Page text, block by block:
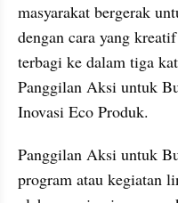
masyarakat bergerak
dengan cara yang
terbagi ke dalam tiga
Panggilan Aksi untuk
Inovasi Eco Produk.
Panggilan Aksi untuk
program atau kegiatan